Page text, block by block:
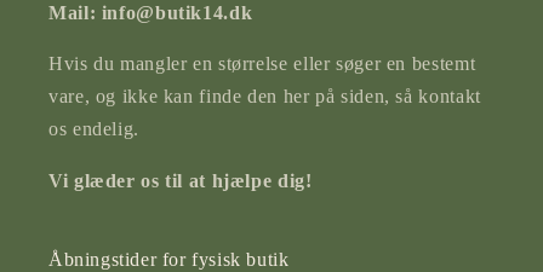
Mail: info@butik14.dk
Hvis du mangler en størrelse eller søger en bestemt
vare, og ikke kan finde den her på siden, så kontakt
os endelig.
Vi glæder os til at hjælpe dig!
Åbningstider for fysisk butik